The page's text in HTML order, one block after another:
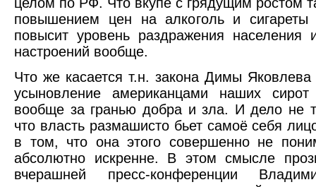
повышением цен на алкоголь и сигареты
повысит уровень раздражения населения
настроений вообще.
Что же касается т.н. закона Димы Яковлева
усыновление американцами наших
вообще за гранью добра и зла. И дело не
что власть размашисто бьет самоё себя
в том, что она этого совершенно не
абсолютно искренне. В этом смысле
вчерашней пресс-конференции